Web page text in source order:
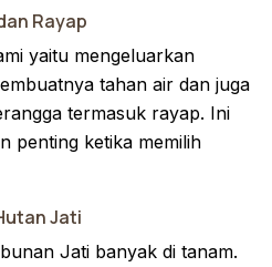
Rayap
yaitu mengeluarkan
tahan air dan juga
termasuk rayap. Ini
penting ketika memilih
Jati
Jati banyak di tanam.